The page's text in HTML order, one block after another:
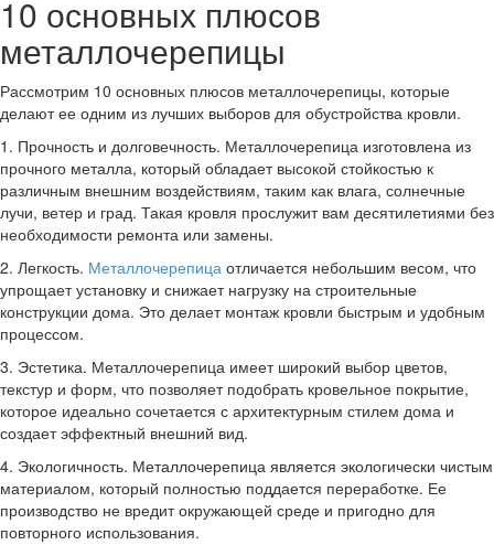
10 основных плюсов
металлочерепицы
Рассмотрим 10 основных плюсов металлочерепицы, которые
делают ее одним из лучших выборов для обустройства кровли.
1. Прочность и долговечность. Металлочерепица изготовлена из
прочного металла, который обладает высокой стойкостью к
различным внешним воздействиям, таким как влага, солнечные
лучи, ветер и град. Такая кровля прослужит вам десятилетиями без
необходимости ремонта или замены.
2. Легкость. Металлочерепица отличается небольшим весом, что
упрощает установку и снижает нагрузку на строительные
конструкции дома. Это делает монтаж кровли быстрым и удобным
процессом.
3. Эстетика. Металлочерепица имеет широкий выбор цветов,
текстур и форм, что позволяет подобрать кровельное покрытие,
которое идеально сочетается с архитектурным стилем дома и
создает эффектный внешний вид.
4. Экологичность. Металлочерепица является экологически чистым
материалом, который полностью поддается переработке. Ее
производство не вредит окружающей среде и пригодно для
повторного использования.